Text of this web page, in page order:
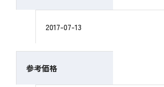
2017-07-13
参考価格